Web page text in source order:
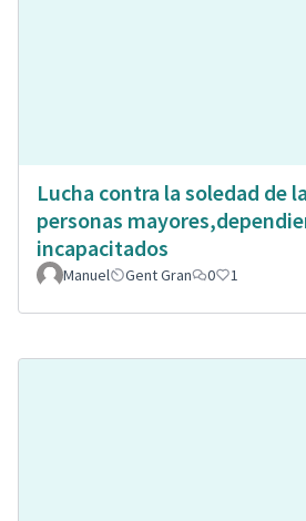
Lucha contra la soledad de
personas
incapacitados
Manuel Gent Gran 0 1